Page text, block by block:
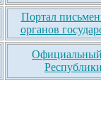
Портал
органов
Официальный